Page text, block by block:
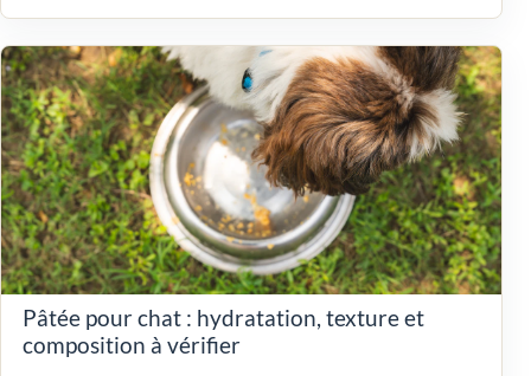
Pâtée pour chat : hydratation, texture et
composition à vérifier